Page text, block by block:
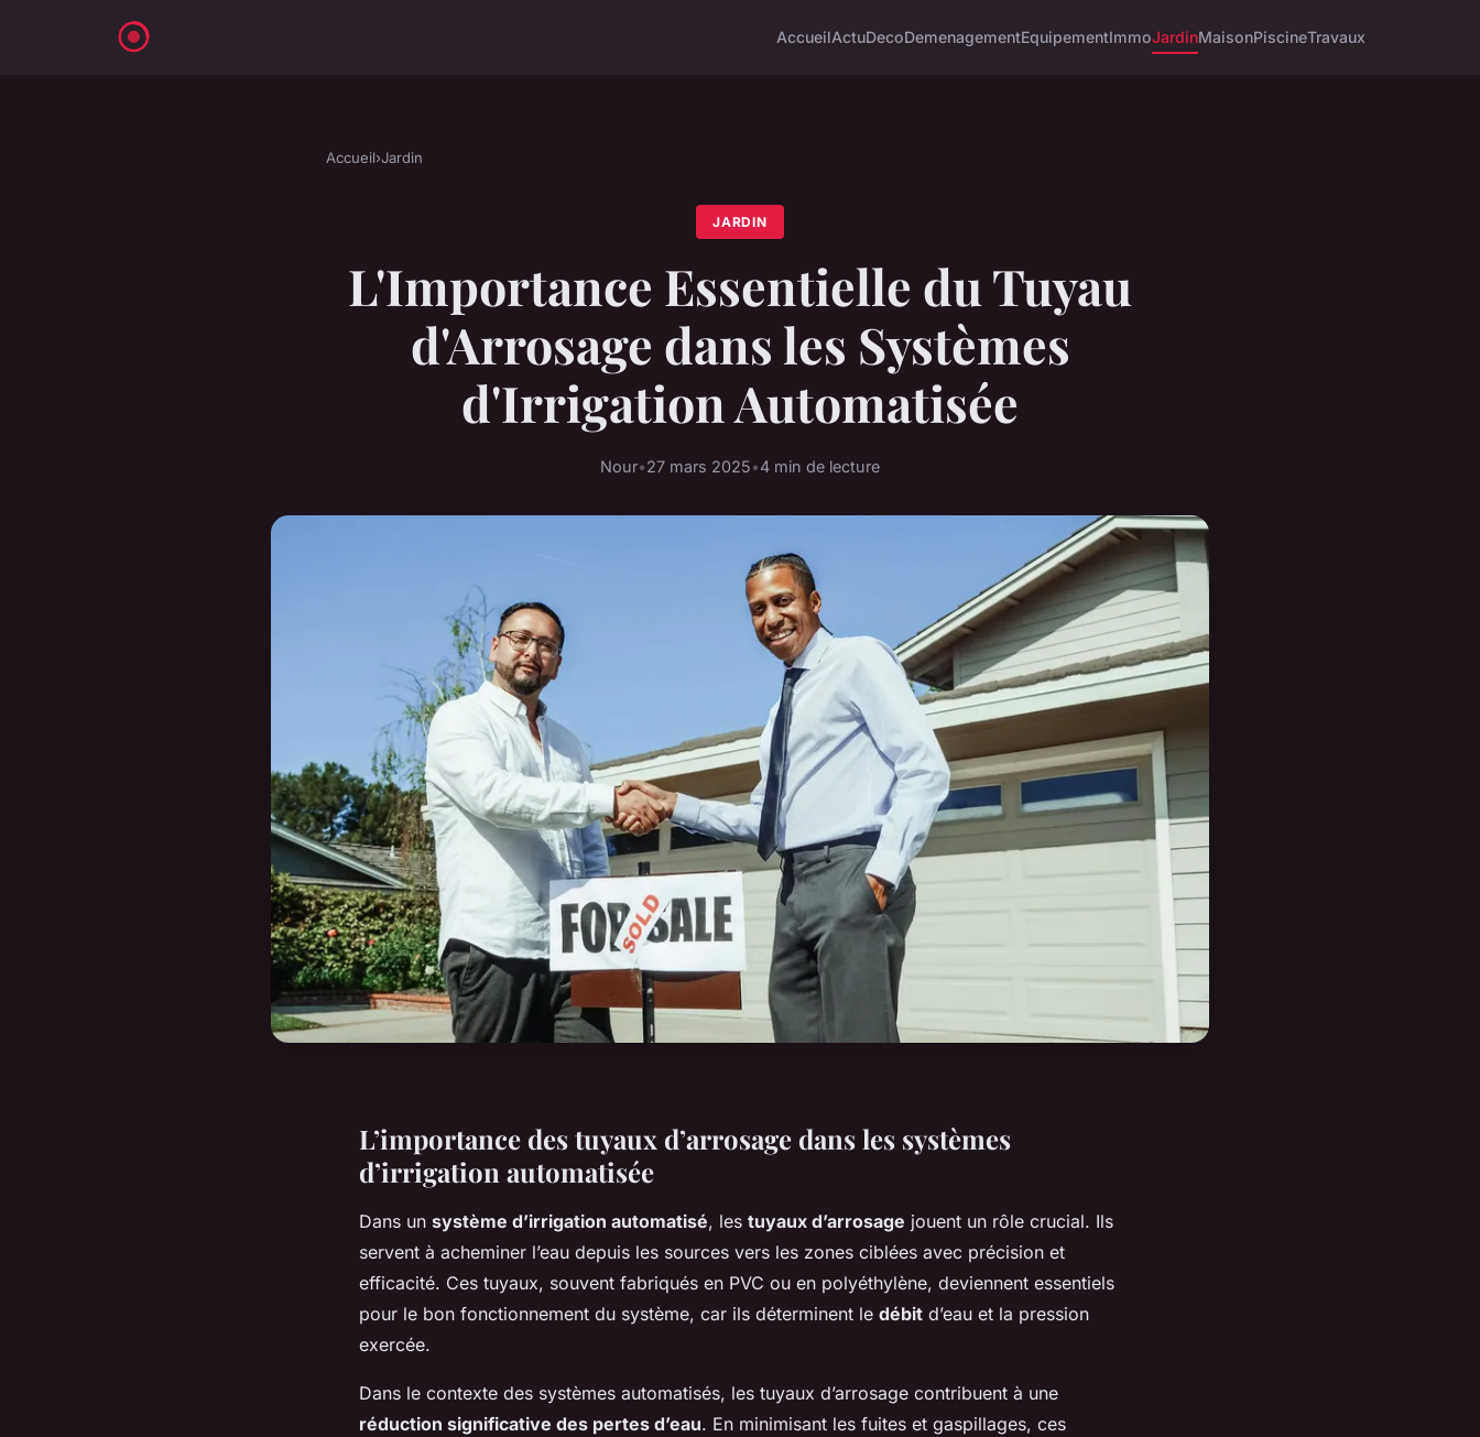
AccueilActuDecoDemenagementEquipementImmoJardinMaisonPiscineTravaux
Accueil›Jardin
JARDIN
L'Importance Essentielle du Tuyau
d'Arrosage dans les Systèmes
d'Irrigation Automatisée
Nour•27 mars 2025•4 min de lecture
L’importance des tuyaux d’arrosage dans les systèmes
d’irrigation automatisée
Dans un système d’irrigation automatisé, les tuyaux d’arrosage jouent un rôle crucial. Ils
servent à acheminer l’eau depuis les sources vers les zones ciblées avec précision et
efficacité. Ces tuyaux, souvent fabriqués en PVC ou en polyéthylène, deviennent essentiels
pour le bon fonctionnement du système, car ils déterminent le débit d’eau et la pression
exercée.
Dans le contexte des systèmes automatisés, les tuyaux d’arrosage contribuent à une
réduction significative des pertes d’eau. En minimisant les fuites et gaspillages, ces